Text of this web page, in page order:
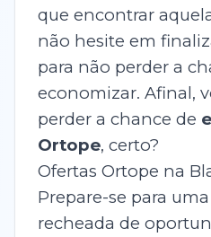
que encontrar
não hesite em
para não perder a
economizar. Afinal,
perder a chance de
Ortope, certo?
Ofertas Ortope na
Prepare-se para
recheada de